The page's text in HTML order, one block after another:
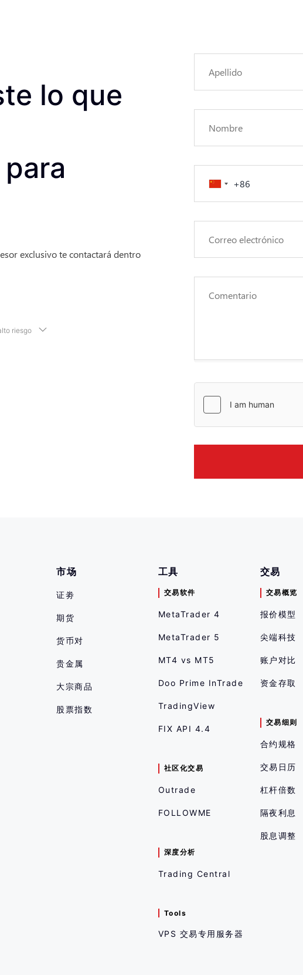
lo que
exclusivo te contactará dentro
riesgo
市场
证劵
期货
货币对
贵金属
大宗商品
股票指数
工具
交易软件
MetaTrader 4
MetaTrader 5
MT4 vs MT5
Doo Prime InTrade
TradingView
FIX API 4.4
社区化交易
Outrade
FOLLOWME
深度分析
Trading Central
Tools
VPS 交易专用服务器
交易
交易概览
报价模型
尖端科技
账户对比
资金存取
交易细则
合约规格
交易日历
杠杆倍数
隔夜利息
股息调整